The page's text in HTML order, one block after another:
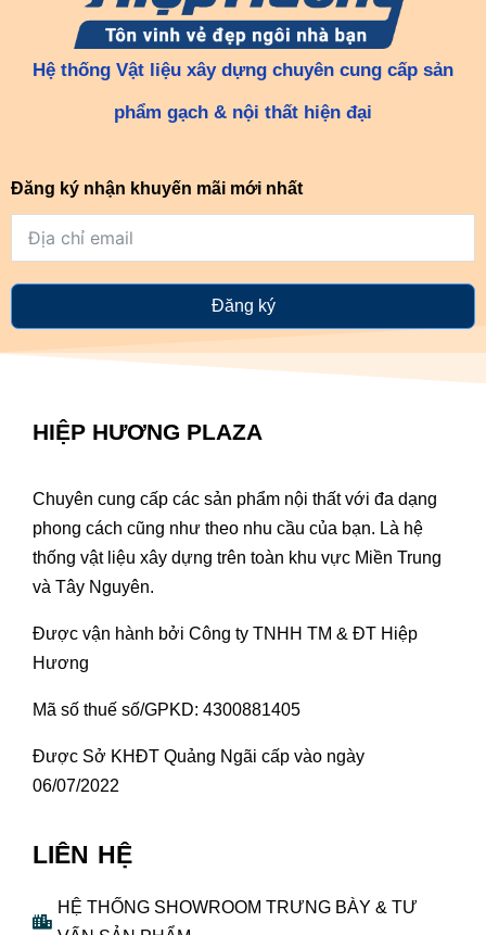
Hệ thống Vật liệu xây dựng chuyên cung cấp sản
phẩm gạch & nội thất hiện đại
Đăng ký nhận khuyến mãi mới nhất
Đăng ký
HIỆP HƯƠNG PLAZA
Chuyên cung cấp các sản phẩm nội thất với đa dạng
phong cách cũng như theo nhu cầu của bạn. Là hệ
thống vật liệu xây dựng trên toàn khu vực Miền Trung
và Tây Nguyên.
Được vận hành bởi Công ty TNHH TM & ĐT Hiệp
Hương
Mã số thuế số/GPKD: 4300881405
Được Sở KHĐT Quảng Ngãi cấp vào ngày
06/07/2022
LIÊN HỆ
HỆ THỐNG SHOWROOM TRƯNG BÀY & TƯ